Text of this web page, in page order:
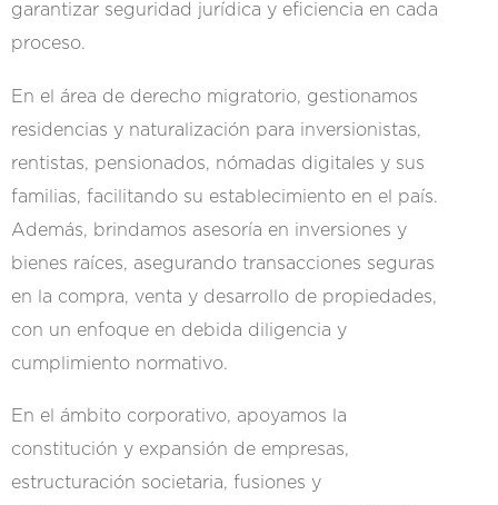
garantizar seguridad jurídica y eficiencia en cada
proceso.
En el área de derecho migratorio, gestionamos
residencias y naturalización para inversionistas,
rentistas, pensionados, nómadas digitales y sus
familias, facilitando su establecimiento en el país.
Además, brindamos asesoría en inversiones y
bienes raíces, asegurando transacciones seguras
en la compra, venta y desarrollo de propiedades,
con un enfoque en debida diligencia y
cumplimiento normativo.
En el ámbito corporativo, apoyamos la
constitución y expansión de empresas,
estructuración societaria, fusiones y